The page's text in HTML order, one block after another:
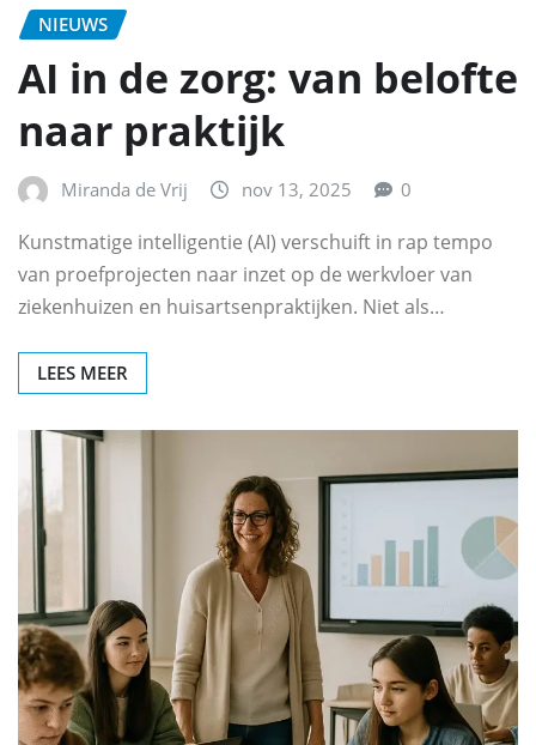
NIEUWS
AI in de zorg: van belofte
naar praktijk
Miranda de Vrij nov 13, 2025 0
Kunstmatige intelligentie (AI) verschuift in rap tempo
van proefprojecten naar inzet op de werkvloer van
ziekenhuizen en huisartsenpraktijken. Niet als…
LEES MEER